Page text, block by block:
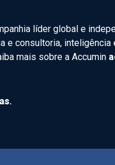
líder global e
e consultoria, inteligência
mais sobre a Accumin
.